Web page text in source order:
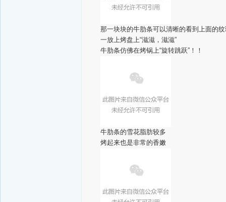
那一块块的牛肋条可以清晰的看到上面的
一放上烤盘上“滋滋，滋滋”
牛肋条仿佛在烤锅上“旋转跳跃”！！
牛肋条的雪花脂肪较多
烤起来也是非常的香嫩